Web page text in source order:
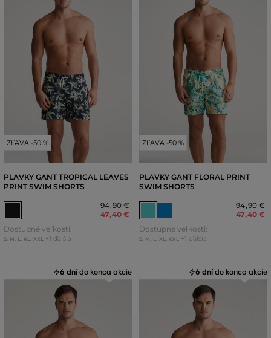
ZĽAVA -50 %
PLAVKY GANT TROPICAL LEAVES
PRINT SWIM SHORTS
94,90 €
47,40 €
Dostupné veľkosti:
S, M L XL XXL +1 ďalšia
ZĽAVA -50 %
PLAVKY GANT FLORAL PRINT
SWIM SHORTS
94,90 €
47,40 €
Dostupné veľkosti:
S, M L XL XXL +1 ďalšia
6 dní do konca akcie 6 dní do konca akcie